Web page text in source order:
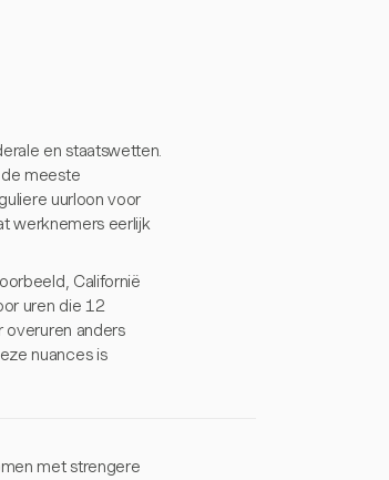
en staatswetten.
meeste
uurloon voor
werknemers eerlijk
Californië
uren die 12
overuren anders
nuances is
met strengere